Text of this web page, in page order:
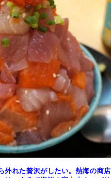
外れた贅沢がしたい。熱海の商店